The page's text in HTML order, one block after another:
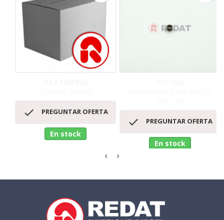
 PREGUNTAR OFERTA
En stock
 PREGUNTAR OFERTA
En stock